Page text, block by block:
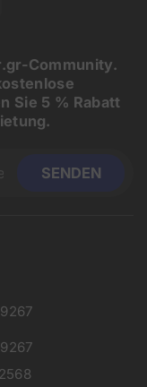
Community.
Sie 5 % Rabatt